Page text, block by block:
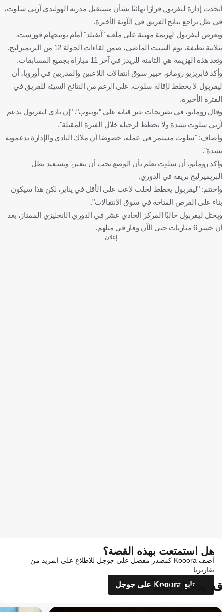
اتخذت إدارة ليفربول قرارًا نهائيًا بشأن مستقبل مدربه الهولندي آرني سلوت،
في ظل تراجع نتائج الفريق في الآونة الأخيرة.
وتعرض ليفربول لهزيمة مهينة على ملعبه "آنفيلد" أمام نوتنجهام فورست،
بثلاثية نظيفة، يوم السبت الماضي، ضمن لقاءات الجولة 12 من البريميرليج.
وتعد هذه الهزيمة هي الثامنة للريدز في آخر 11 مباراة بجميع المسابقات.
وأكد فابريزيو رومانو، خبير سوق انتقالات اللاعبين والمدربين في أوروبا، أن
ليفربول لا يخطط لإقالة سلوت، على الرغم من النتائج السيئة للفريق في
الفترة الأخيرة.
وقال رومانو، في تصريحات عبر قناته على "يوتيوب": "إن نادي ليفربول تدعم
آرني سلوت بشدة ولا تخطط لرحيله خلال الفترة المقبلة".
وأضاف: "سلوت مستمر في عمله، خصوصًا أن ملاك النادي والإدارة يدعمونه
بشدة".
وأكد رومانو، أن سلوت يعلم بأن الوضع يجب أن يتغير، ويستعيد بطل
البريميرليج بريقه في الدوري.
واختتم: "ليفربول يخطط لجلب لاعب على الأقل في يناير، لكن هذا سيكون
بناء على الفرص المتاحة في سوق الانتقالات".
ويحتل ليفربول حاليًا المركز الحادي عشر في الدوري الإنجليزي الممتاز، بعد
أن خسر 6 مباريات حتى الآن وفاز في مثلهم.
إعلان
هل استمتعت بهذه القصة؟
أضف Kooora كمصدر مفضل على جوجل للاطلاع على المزيد من
تقاريرنا
تابع Kooora على جوجل
قد يعجبك أيضاً